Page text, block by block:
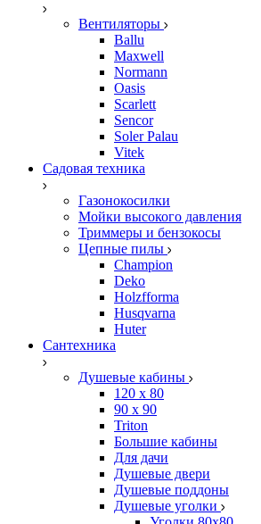
Вентиляторы
Ballu
Maxwell
Normann
Oasis
Scarlett
Sencor
Soler Palau
Vitek
Садовая техника
Газонокосилки
Мойки высокого давления
Триммеры и бензокосы
Цепные пилы
Champion
Deko
Holzfforma
Husqvarna
Huter
Сантехника
Душевые кабины
120 x 80
90 х 90
Triton
Большие кабины
Для дачи
Душевые двери
Душевые поддоны
Душевые уголки